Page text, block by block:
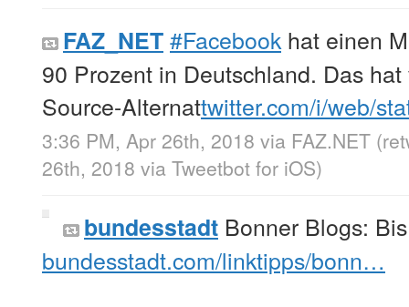
FAZ_NET#Facebook hat einen
90 Prozent in Deutschland. Das
Source-Alternattwitter.com/i/web/
3:36 PM, Apr 26th, 2018 via FAZ.NET
26th, 2018 via Tweetbot for iΟS)
bundesstadt Bonner Blogs:
bundesstadt.com/linktipps/bonn…